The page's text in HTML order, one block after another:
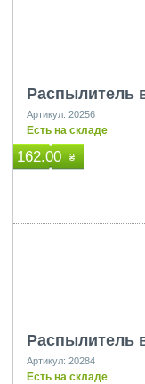
Распылитель
Артикул: 20256
Есть на складе
162.00 ₴
Распылитель
Артикул: 20284
Есть на складе